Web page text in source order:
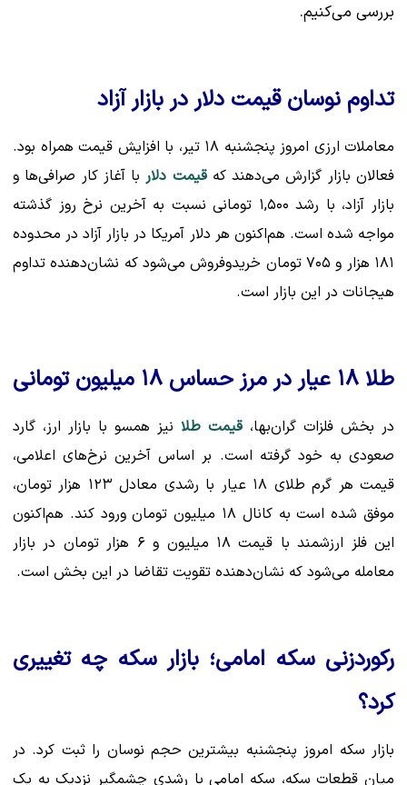
بررسی می‌کنیم.
تداوم نوسان قیمت دلار در بازار آزاد
معاملات ارزی امروز پنجشنبه ۱۸ تیر، با افزایش قیمت همراه بود.
فعالان بازار گزارش می‌دهند کهقیمت دلاربا آغاز کار صرافی‌ها و
بازار آزاد، با رشد ۱,۵۰۰ تومانی نسبت به آخرین نرخ روز گذشته
مواجه شده است. هم‌اکنون هر دلار آمریکا در بازار آزاد در محدوده
۱۸۱ هزار و ۷۰۵ تومان خریدوفروش می‌شود که نشان‌دهنده تداوم
هیجانات در این بازار است.
طلا ۱۸ عیار در مرز حساس ۱۸ میلیون تومانی
در بخش فلزات گران‌بها، قیمت طلا نیز همسو با بازار ارز، گارد
صعودی به خود گرفته است. بر اساس آخرین نرخ‌های اعلامی،
قیمت هر گرم طلای ۱۸ عیار با رشدی معادل ۱۲۳ هزار تومان،
موفق شده است به کانال ۱۸ میلیون تومان ورود کند. هم‌اکنون
این فلز ارزشمند با قیمت ۱۸ میلیون و ۶ هزار تومان در بازار
معامله می‌شود که نشان‌دهنده تقویت تقاضا در این بخش است.
رکوردزنی سکه امامی؛ بازار سکه چه تغییری
کرد؟
بازار سکه امروز پنجشنبه بیشترین حجم نوسان را ثبت کرد. در
میان قطعات سکه، سکه امامی با رشدی چشمگیر نزدیک به یک